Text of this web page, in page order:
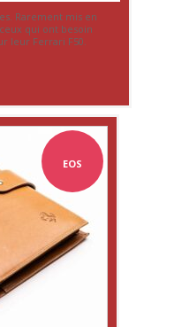
Rarement mis en
qui ont besoin
leur Ferrari F50.
EOS